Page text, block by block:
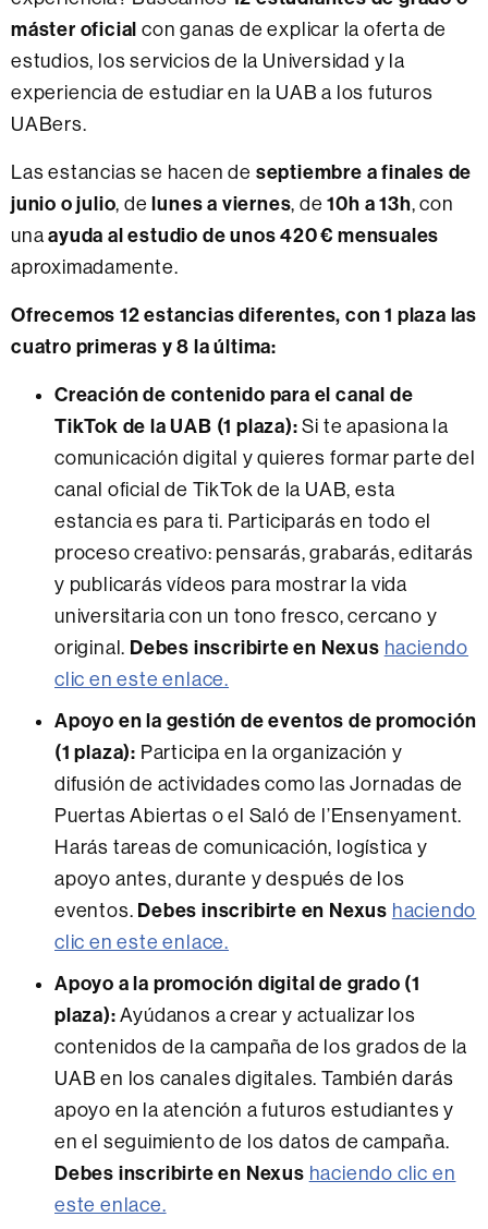
máster oficialcon ganas de explicar la oferta de
estudios, los servicios de la Universidad y la
experiencia de estudiar en la UAB a los futuros
UABers.
Las estancias se hacen de septiembre a finales de
junio o julio, de lunes a viernes, de10h a 13h, con
unaayuda al estudio de unos 420 € mensuales
aproximadamente.
Ofrecemos 12 estancias diferentes, con 1 plaza las
cuatro primeras y 8 la última:
Creación de contenido para el canal de
TikTok de la UAB (1 plaza):Si te apasiona la
comunicación digital y quieres formar parte del
canal oficial de TikTok de la UAB, esta
estancia es para ti. Participarás en todo el
proceso creativo: pensarás, grabarás, editarás
y publicarás vídeos para mostrar la vida
universitaria con un tono fresco, cercano y
original. Debes inscribirte en Nexus haciendo
clic en este enlace.
Apoyo en la gestión de eventos de promoción
(1 plaza): Participa en la organización y
difusión de actividades como las Jornadas de
Puertas Abiertas o el Saló de l’Ensenyament.
Harás tareas de comunicación, logística y
apoyo antes, durante y después de los
eventos. Debes inscribirte en Nexus haciendo
clic en este enlace.
Apoyo a la promoción digital de grado (1
plaza):Ayúdanos a crear y actualizar los
contenidos de la campaña de los grados de la
UAB en los canales digitales. También darás
apoyo en la atención a futuros estudiantes y
en el seguimiento de los datos de campaña.
Debes inscribirte en Nexus haciendo clic en
este enlace.